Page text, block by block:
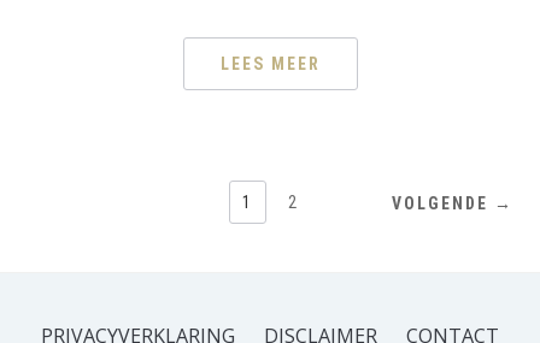
LEES MEER
1 2 VOLGENDE →
PRIVACYVERKLARING DISCLAIMER CONTACT